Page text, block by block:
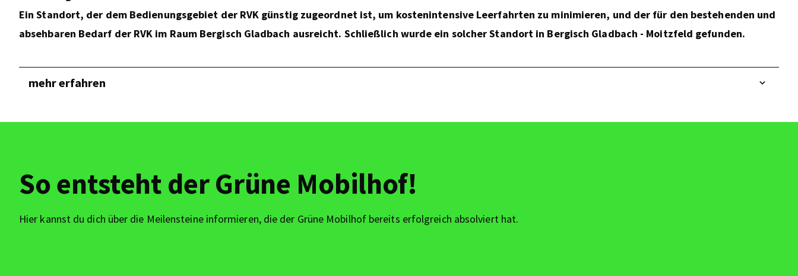
Ein Standort, der dem Bedienungsgebiet der RVK günstig zugeordnet ist, um kostenintensive Leerfahrten zu minimieren, und der für den bestehenden und
absehbaren Bedarf der RVK im Raum Bergisch Gladbach ausreicht. Schließlich wurde ein solcher Standort in Bergisch Gladbach - Moitzfeld gefunden.
mehr erfahren
So entsteht der Grüne Mobilhof!
Hier kannst du dich über die Meilensteine informieren, die der Grüne Mobilhof bereits erfolgreich absolviert hat.